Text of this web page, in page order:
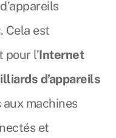
. Cela est
l’Internet
d’appareils
machines
et